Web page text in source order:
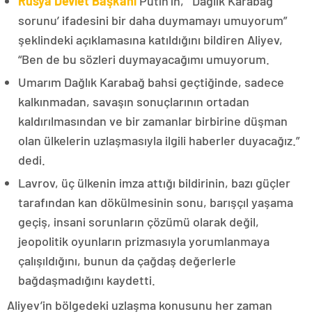
sorunu’ ifadesini bir daha duymamayı umuyorum”
şeklindeki açıklamasına katıldığını bildiren Aliyev,
“Ben de bu sözleri duymayacağımı umuyorum.
Umarım Dağlık Karabağ bahsi geçtiğinde, sadece
kalkınmadan, savaşın sonuçlarının ortadan
kaldırılmasından ve bir zamanlar birbirine düşman
olan ülkelerin uzlaşmasıyla ilgili haberler duyacağız.”
dedi.
Lavrov, üç ülkenin imza attığı bildirinin, bazı güçler
tarafından kan dökülmesinin sonu, barışçıl yaşama
geçiş, insani sorunların çözümü olarak değil,
jeopolitik oyunların prizmasıyla yorumlanmaya
çalışıldığını, bunun da çağdaş değerlerle
bağdaşmadığını kaydetti.
Aliyev’in bölgedeki uzlaşma konusunu her zaman